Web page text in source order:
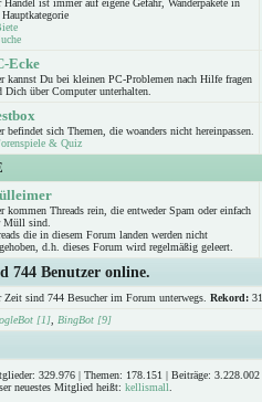
Handel ist immer auf eigene Gefahr, Wanderpakete in
Hauptkategorie
Ecke
kannst Du bei kleinen PC-Problemen nach Hilfe fragen
Dich über Computer unterhalten.
befindet sich Themen, die woanders nicht hereinpassen.
& Quiz
kommen Threads rein, die entweder Spam oder einfach
Müll sind.
die in diesem Forum landen werden nicht
d.h. dieses Forum wird regelmäßig geleert.
744 Benutzer online.
Zeit sind 744 Besucher im Forum unterwegs. Rekord:
[1]
BingBot [9]
329.976 | Themen: 178.151 | Beiträge:
neuestes Mitglied heißt: kellismall